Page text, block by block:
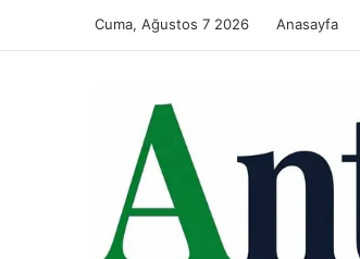
Cuma, Ağustos 7 2026 Anasayfa